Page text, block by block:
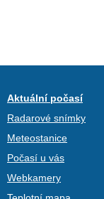
Aktuální počasí
Radarové snímky
Meteostanice
Počasí u vás
Webkamery